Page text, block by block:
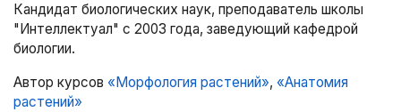
Кандидат биологических наук, преподаватель школы
"Интеллектуал" с 2003 года, заведующий кафедрой
биологии.
Автор курсов «Морфология растений», «Анатомия
растений»